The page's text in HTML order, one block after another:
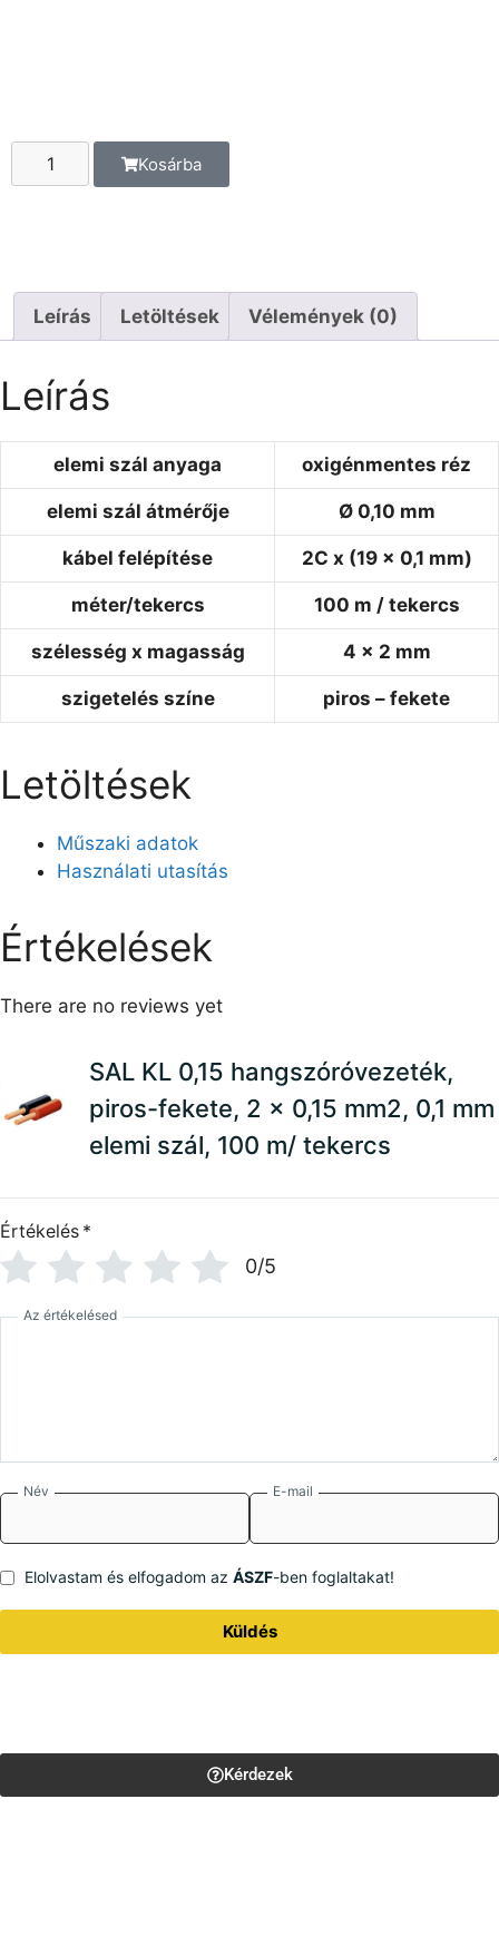
Kosárba
Leírás Letöltések Vélemények (0)
Leírás
elemi szál anyaga oxigénmentes réz
elemi szál átmérője Ø 0,10 mm
kábel felépítése 2C x (19 x 0,1 mm)
méter/tekercs 100 m / tekercs
szélesség x magasság 4 x 2 mm
szigetelés színe piros – fekete
Letöltések
Műszaki adatok
Használati utasítás
Értékelések
There are no reviews yet
SAL KL 0,15 hangszóróvezeték,
piros-fekete, 2 x 0,15 mm2, 0,1 mm
elemi szál, 100 m/ tekercs
Értékelés *
0/5
Az értékelésed
Név E-mail
Elolvastam és elfogadom az ÁSZF-ben foglaltakat!
Küldés
Kérdezek